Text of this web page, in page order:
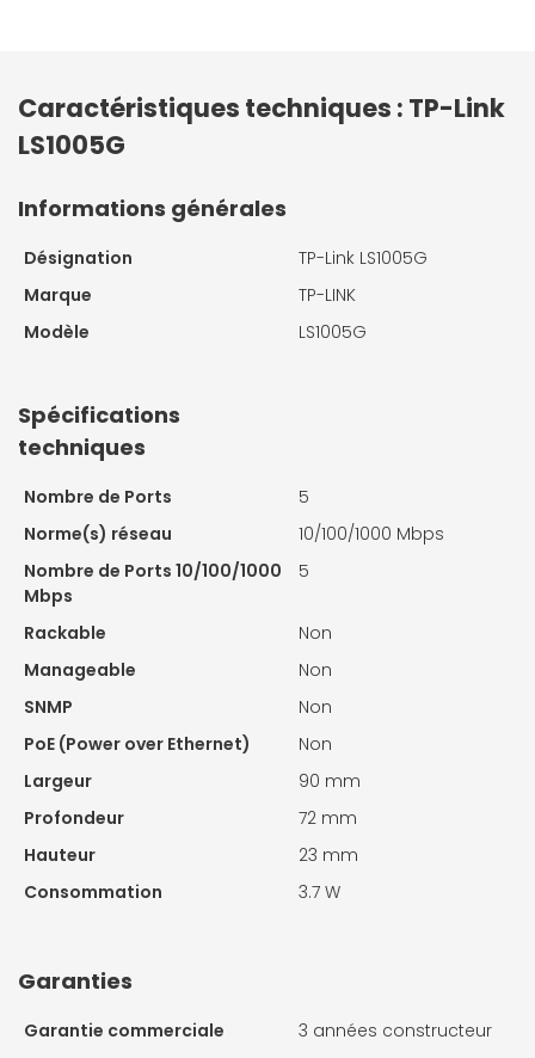
Caractéristiques techniques : TP-Link
LS1005G
Informations générales
Désignation
TP-Link LS1005G
Marque
TP-LINK
Modèle
LS1005G
Spécifications
techniques
Nombre de Ports
5
Norme(s) réseau
10/100/1000 Mbps
Nombre de Ports 10/100/1000
Mbps
5
Rackable
Non
Manageable
Non
SNMP
Non
PoE (Power over Ethernet)
Non
Largeur
90 mm
Profondeur
72 mm
Hauteur
23 mm
Consommation
3.7 W
Garanties
Garantie commerciale
3 années constructeur